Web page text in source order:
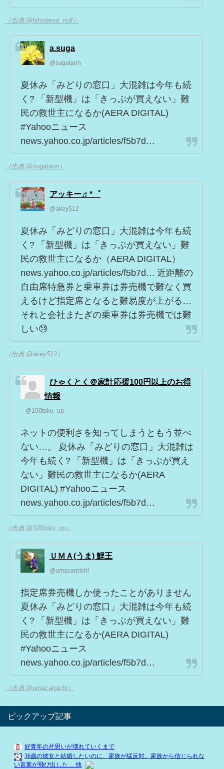
（出典 @hitodama_noll）
a.suga
@sugatann
夏休み「みどりの窓口」大混雑は今年も続
く? 「新型機」は「きっぷが買えない」難
民の救世主になるか(AERA DIGITAL)
#Yahooニュース
news.yahoo.co.jp/articles/f5b7d…
（出典 @sugatann）
アッキー♬*゜
@akey512
夏休み「みどりの窓口」大混雑は今年も続
く? 「新型機」は「きっぷが買えない」難
民の救世主になるか（AERA DIGITAL）
news.yahoo.co.jp/articles/f5b7d… 近距離の
自由席特急券と乗車券は券売機で難なく買
えるけど指定席となると難易度が上がる…
それと会社またぎの乗車券は券売機では難
しい😓
（出典 @akey512）
ひゃくとく＠家計応援100円以上のお得
情報
@100toku_up
ネットの便利さを知ってしまうともう並べ
ない…。 夏休み「みどりの窓口」大混雑は
今年も続く? 「新型機」は「きっぷが買え
ない」難民の救世主になるか(AERA
DIGITAL) #Yahooニュース
news.yahoo.co.jp/articles/f5b7d…
（出典 @100toku_up）
ＵＭＡ(うま) 鯉王
@umacarpichi
指定席券売機しか使ったことがありません
夏休み「みどりの窓口」大混雑は今年も続
く? 「新型機」は「きっぷが買えない」難
民の救世主になるか(AERA DIGITAL)
#Yahooニュース
news.yahoo.co.jp/articles/f5b7d…
（出典 @umacarpichi）
ピックアップ記事